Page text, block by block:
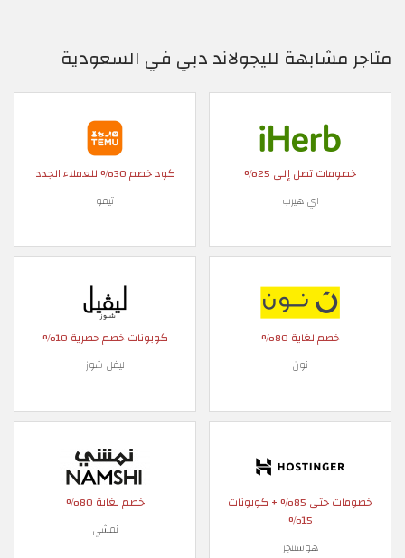
متاجر مشابهة لليجولاند دبي في السعودية
خصومات تصل إلى 25%
اي هيرب
كود خصم 30% للعملاء الجدد
تيمو
خصم لغاية 80%
نون
كوبونات خصم حصرية 10%
ليفل شوز
خصومات حتى 85% + كوبونات
15%
هوستنجر
خصم لغاية 80%
نمشي